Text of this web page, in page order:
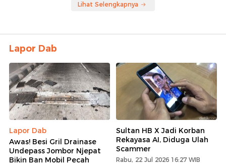
Lihat Selengkapnya
Lapor Dab
Lapor Dab
Awas! Besi Gril Drainase
Undepass Jombor Njepat
Bikin Ban Mobil Pecah
Sultan HB X Jadi Korban
Rekayasa AI, Diduga Ulah
Scammer
Rabu, 22 Jul 2026 16:27 WIB